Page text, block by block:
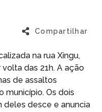
Compartilhar
na rua Xingu,
das 21h. A ação
de assaltos
município. Os dois
deles desce e anuncia